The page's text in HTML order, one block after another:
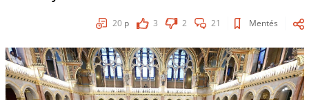
20 p 3 2 21 Mentés